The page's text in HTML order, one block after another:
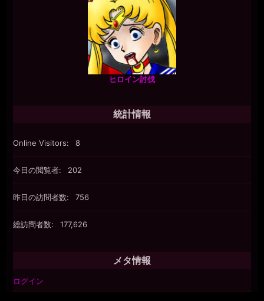
ヒロイン討伐
統計情報
Online Visitors: 8
今日の閲覧者: 202
昨日の訪問者数: 756
総訪問者数: 177,626
メタ情報
ログイン